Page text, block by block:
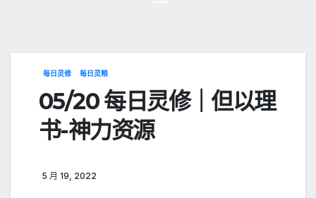
每日灵修 每日灵粮
05/20 每日灵修｜但以理
书-神力资源
5 月 19, 2022